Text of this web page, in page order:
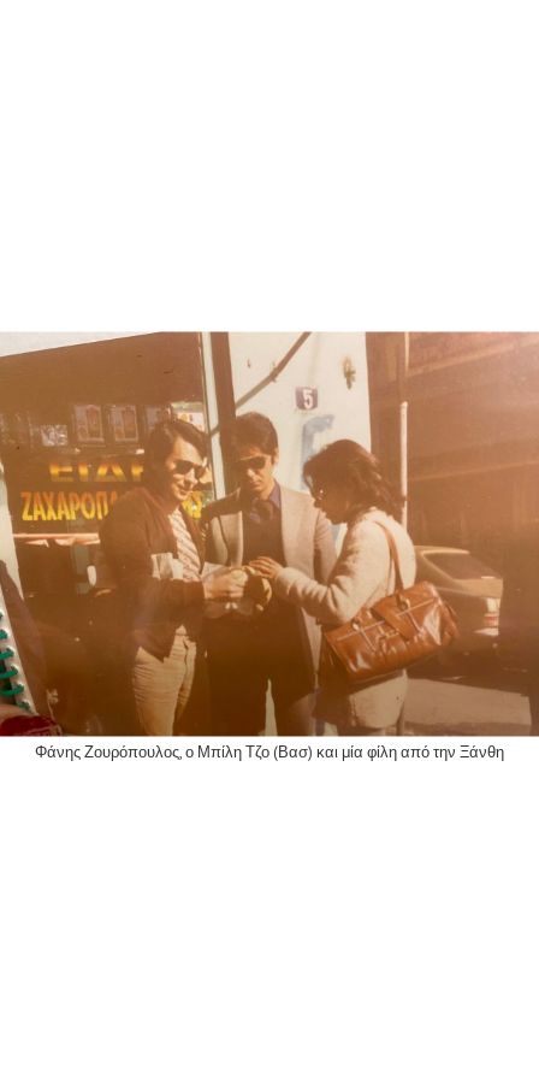
Φάνης Ζουρόπουλος, ο Μπίλη Τζο (Βασ) και μία φίλη από την Ξάνθη